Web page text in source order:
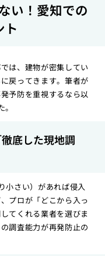
い！愛知での
ト
は、建物が密集してい
戻ってきます。筆者が
予防を重視するなら以
底した現地調
小さい）があれば侵入
プロが「どこから入っ
てくれる業者を選びま
調査能力が再発防止の